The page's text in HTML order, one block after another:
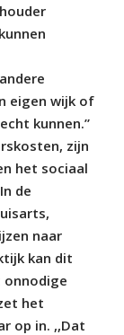
eigen wijk of
kunnen.”
zijn
het sociaal
de
naar
kan dit
het
op in. ,,Dat